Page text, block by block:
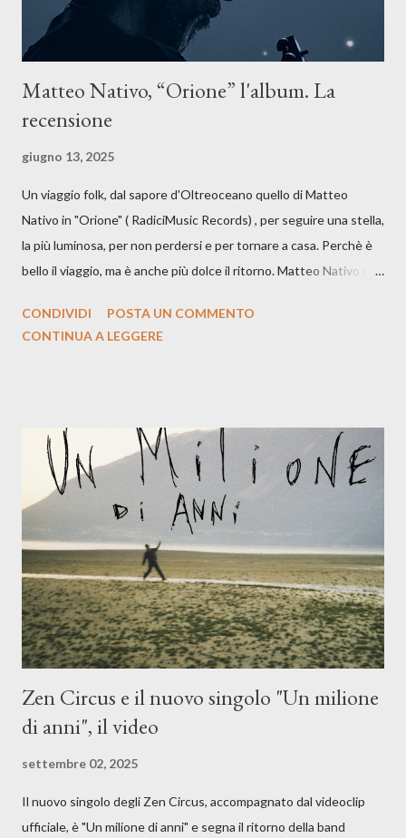
Matteo Nativo, “Orione” l'album. La
recensione
giugno 13, 2025
Un viaggio folk, dal sapore d'Oltreoceano quello di Matteo
Nativo in "Orione" ( RadiciMusic Records) , per seguire una stella,
la più luminosa, per non perdersi e per tornare a casa. Perchè è
bello il viaggio, ma è anche più dolce il ritorno. Matteo Nativo per
indubbiamente matura e consapevole oltre che con ottimi
Dicevamo. Ed è da qui che il nostro inizia questo concept
musicale, con " Che ora è" , raccontando la separazione dalla
moglie, del senso di sconfitta e del caldo afoso che opprime,
giusta condizione di sopraffazione: "Non so che ora è, che giorno
è, di questa estate che...". E' raro fare uscire come singolo una
cover, ma...
CONDIVIDI
POSTA UN COMMENTO
CONTINUA A LEGGERE
Zen Circus e il nuovo singolo "Un milione
di anni", il video
settembre 02, 2025
Il nuovo singolo degli Zen Circus, accompagnato dal videoclip
ufficiale, è "Un milione di anni" e segna il ritorno della band